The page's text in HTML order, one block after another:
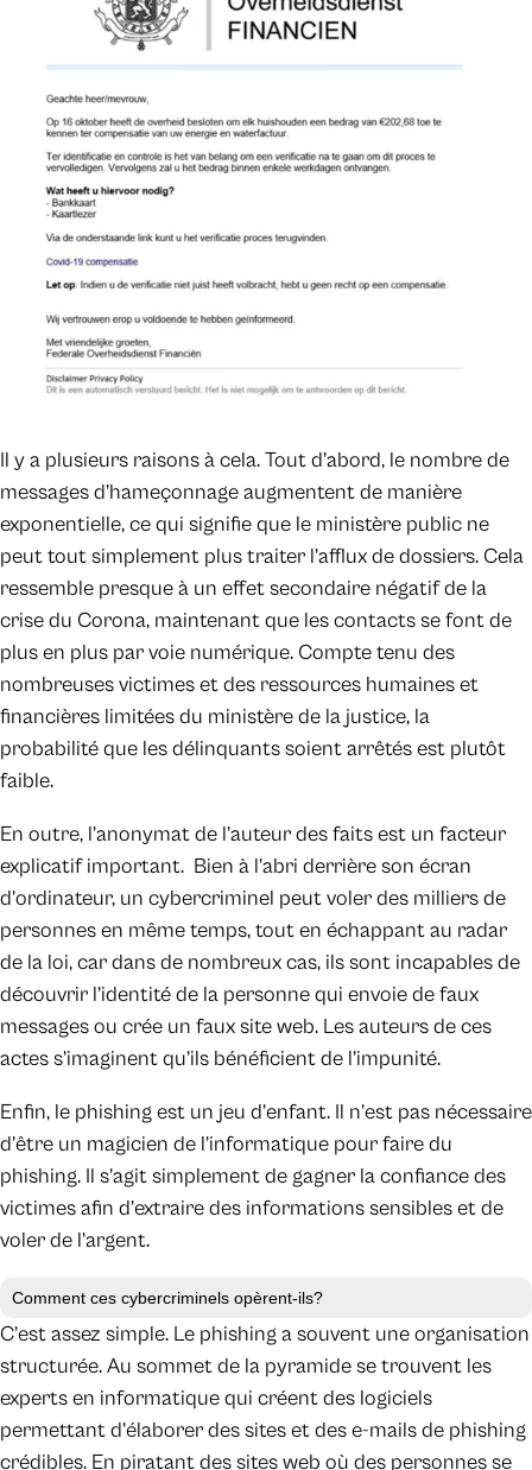
Il y a plusieurs raisons à cela. Tout d’abord, le nombre de
messages d’hameçonnage augmentent de manière
exponentielle, ce qui signifie que le ministère public ne
peut tout simplement plus traiter l’afflux de dossiers. Cela
ressemble presque à un effet secondaire négatif de la
crise du Corona, maintenant que les contacts se font de
plus en plus par voie numérique. Compte tenu des
nombreuses victimes et des ressources humaines et
financières limitées du ministère de la justice, la
probabilité que les délinquants soient arrêtés est plutôt
faible.
En outre, l’anonymat de l’auteur des faits est un facteur
explicatif important. Bien à l’abri derrière son écran
d’ordinateur, un cybercriminel peut voler des milliers de
personnes en même temps, tout en échappant au radar
de la loi, car dans de nombreux cas, ils sont incapables de
découvrir l’identité de la personne qui envoie de faux
messages ou crée un faux site web. Les auteurs de ces
actes s’imaginent qu’ils bénéficient de l’impunité.
Enfin, le phishing est un jeu d’enfant. Il n’est pas nécessaire
d’être un magicien de l’informatique pour faire du
phishing. Il s’agit simplement de gagner la confiance des
victimes afin d’extraire des informations sensibles et de
voler de l’argent.
Comment ces cybercriminels opèrent-ils?
C’est assez simple. Le phishing a souvent une organisation
structurée. Au sommet de la pyramide se trouvent les
experts en informatique qui créent des logiciels
permettant d’élaborer des sites et des e-mails de phishing
crédibles. En piratant des sites web où des personnes se